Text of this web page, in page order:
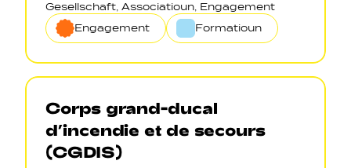
Gesellschaft, Associatioun, Engagement
Engagement
Formatioun
Corps grand-ducal
d’incendie et de secours
(CGDIS)